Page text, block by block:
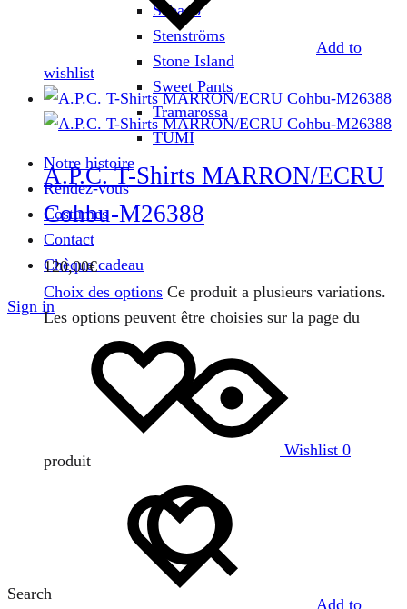
Sebago
Stenströms
Stone Island
Sweet Pants
Tramarossa
TUMI
Notre histoire
Rendez-vous
Costumes
Contact
Chèque cadeau
Sign in
Wishlist 0
Search
Add to
wishlist
A.P.C. T-Shirts MARRON/ECRU
Cohbu-M26388
120,00€
Choix des options Ce produit a plusieurs variations.
Les options peuvent être choisies sur la page du
produit
Add to